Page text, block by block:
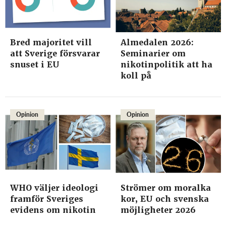
Bred majoritet vill
att Sverige försvarar
snuset i EU
Almedalen 2026:
Seminarier om
nikotinpolitik att ha
koll på
Opinion
WHO väljer ideologi
framför Sveriges
evidens om nikotin
Opinion
Strömer om moralka
kor, EU och svenska
möjligheter 2026